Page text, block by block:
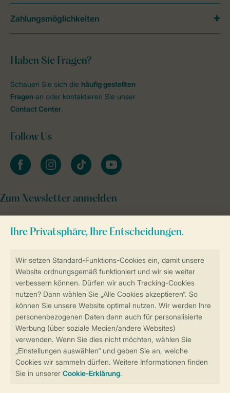
Sicherstellung Deiner Privatsphäre
Sicher und schnell zur Online-Buchung
Sichere Datenübertragung
Sicheres Bezahlen
Haben Sie Fragen?
Schauen Sie sich die häufig gestellten
Fragen an oder kontaktieren Sie unser
Contact Center.
Follow Us
facebookinstagramtiktok youtube
Zum Newsletter anmelden
Zahlungsmöglichkeiten